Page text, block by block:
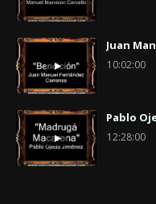
Juan
10:02:00
Pablo
12:28:00